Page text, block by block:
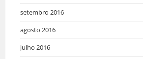
setembro 2016
agosto 2016
julho 2016